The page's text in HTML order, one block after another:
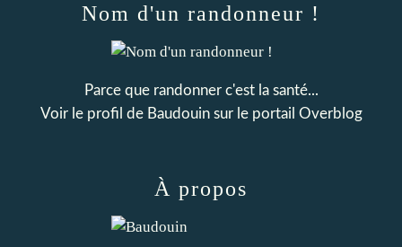
Nom d'un randonneur !
Parce que randonner c'est la santé...
Voir le profil de Baudouinsur le portail Overblog
À propos